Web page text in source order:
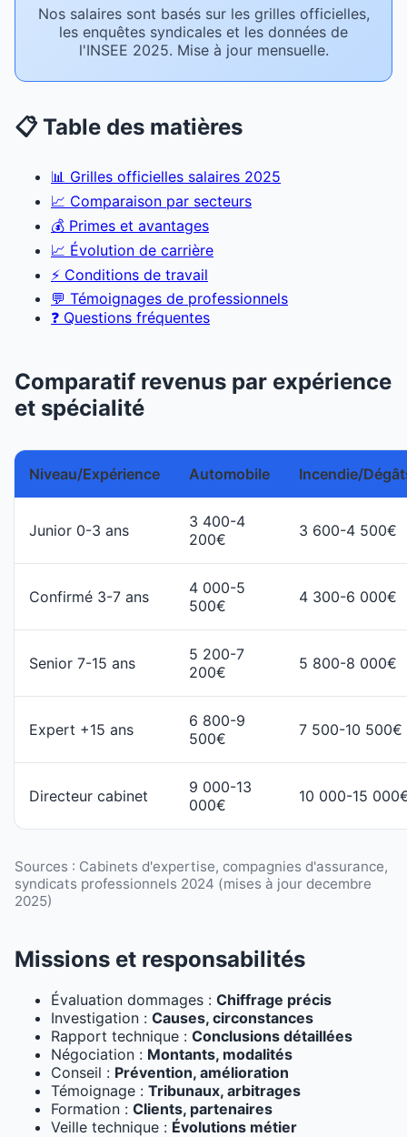
Nos salaires sont basés sur les grilles officielles,
les enquêtes syndicales et les données de
l'INSEE 2025. Mise à jour mensuelle.
📋 Table des matières
📊 Grilles officielles salaires 2025
📈 Comparaison par secteurs
💰 Primes et avantages
📈 Évolution de carrière
⚡ Conditions de travail
💬 Témoignages de professionnels
❓ Questions fréquentes
Comparatif revenus par expérience
et spécialité
Niveau/Expérience Automobile Incendie/
Junior 0-3 ans
3 400-4
200€
3 600-4 500€
Confirmé 3-7 ans
4 000-5
500€
4 300-6 000€
Senior 7-15 ans
5 200-7
200€
5 800-8 000€
Expert +15 ans
6 800-9
500€
7 500-10 500€
Directeur cabinet
9 000-13
000€
10 000-15
Sources : Cabinets d'expertise, compagnies d'assurance,
syndicats professionnels 2024 (mises à jour decembre
2025)
Missions et responsabilités
Évaluation dommages : Chiffrage précis
Investigation : Causes, circonstances
Rapport technique : Conclusions détaillées
Négociation : Montants, modalités
Conseil : Prévention, amélioration
Témoignage : Tribunaux, arbitrages
Formation : Clients, partenaires
Veille technique : Évolutions métier